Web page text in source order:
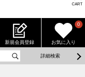
CART
新規会員登録 お気に入り
0
詳細検索